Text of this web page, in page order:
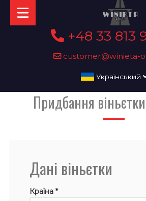
+48 33 813
customer@winieta-
Український
Придбання
Дані віньєтки
Країна *